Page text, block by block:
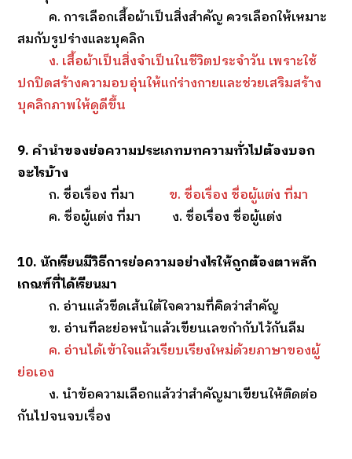
ค. การเลือกเสื้อผ้าเป็นสิ่งสำคัญ ควรเลือกให้เหมาะ
สมกับรูปร่างและบุคลิก
ง. เสื้อผ้าเป็นสิ่งจำเป็นในชีวิตประจำวัน เพราะใช้
ปกปิดสร้างความอบอุ่นให้แก่ร่างกายและช่วยเสริมสร้าง
บุคลิกภาพให้ดูดีขึ้น
9. คำนำของย่อความประเภทบทความทั่วไปต้องบอก
อะไรบ้าง
ก. ชื่อเรื่อง ที่มา ข. ชื่อเรื่อง ชื่อผู้แต่ง ที่มา
ค. ชื่อผู้แต่ง ที่มา ง. ชื่อเรื่อง ชื่อผู้แต่ง
10. นักเรียนมีวิธีการย่อความอย่างไรให้ถูกต้องตาหลัก
เกณฑ์ที่ได้เรียนมา
ก. อ่านแล้วขีดเส้นใต้ใจความที่คิดว่าสำคัญ
ข. อ่านทีละย่อหน้าแล้วเขียนเลขกำกับไว้กันลืม
ค. อ่านได้เข้าใจแล้วเรียบเรียงใหม่ด้วยภาษาของผู้
ย่อเอง
ง. นำข้อความเลือกแล้วว่าสำคัญมาเขียนให้ติดต่อ
กันไปจนจบเรื่อง